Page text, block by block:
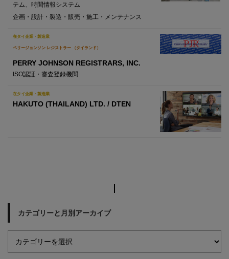
テム、時間情報システム
企画・設計・製造・販売・施工・メンテナンス
在タイ企業・製造業
ペリージョンソン レジストラー （タイランド）
PERRY JOHNSON REGISTRARS, INC.
ISO認証・審査登録機関
在タイ企業・製造業
HAKUTO (THAILAND) LTD. / DTEN
カテゴリーと月別アーカイブ